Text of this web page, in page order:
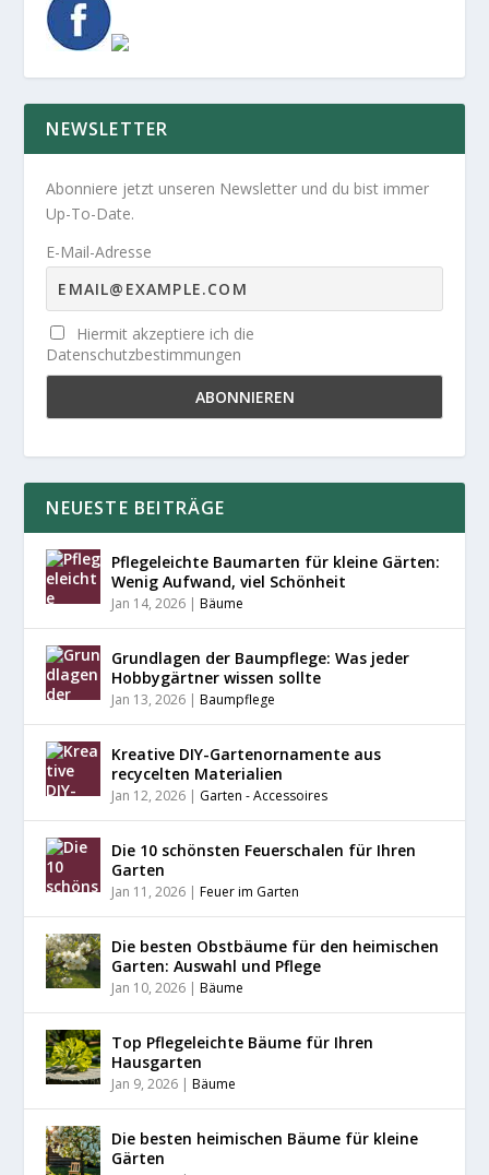
NEWSLETTER
Abonniere jetzt unseren Newsletter und du bist immer
Up-To-Date.
E-Mail-Adresse
Hiermit akzeptiere ich die
Datenschutzbestimmungen
NEUESTE BEITRÄGE
Pflegeleichte Baumarten für kleine Gärten:
Wenig Aufwand, viel Schönheit
Jan 14, 2026 |Bäume
Grundlagen der Baumpflege: Was jeder
Hobbygärtner wissen sollte
Jan 13, 2026 |Baumpflege
Kreative DIY-Gartenornamente aus
recycelten Materialien
Jan 12, 2026 | Garten - Accessoires
Die 10 schönsten Feuerschalen für Ihren
Garten
Jan 11, 2026 |Feuer im Garten
Die besten Obstbäume für den heimischen
Garten: Auswahl und Pflege
Jan 10, 2026 |Bäume
Top Pflegeleichte Bäume für Ihren
Hausgarten
Jan 9, 2026 |Bäume
Die besten heimischen Bäume für kleine
Gärten